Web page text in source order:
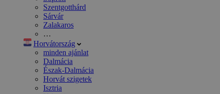
Szentgotthárd
Sárvár
Zalakaros
…
Horvátország
minden ajánlat
Dalmácia
Észak-Dalmácia
Horvát szigetek
Isztria